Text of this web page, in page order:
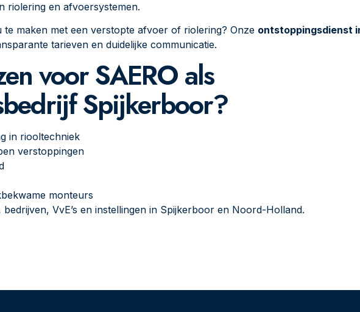
riolering en afvoersystemen.
maken met een verstopte afvoer of riolering? Onze ontstoppingsdienst
tarieven en duidelijke communicatie.
voor SAERO als
Spijkerboor?
in riooltechniek
verstoppingen
monteurs
VvE’s en instellingen in Spijkerboor en Noord-Holland.